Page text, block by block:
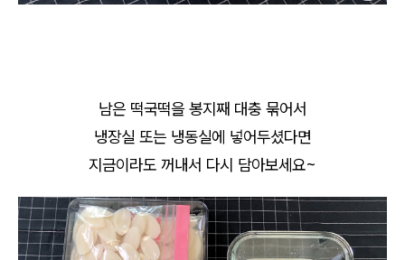
남은 떡국떡을 봉지째 대충 묶어서
냉장실 또는 냉동실에 넣어두셨다면
지금이라도 꺼내서 다시 담아보세요~